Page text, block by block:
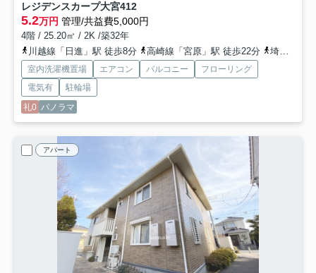
レジデンスカープ大宮412
5.2万円 管理/共益費5,000円
4階 / 25.20㎡ / 2K /築32年
川越線「日進」駅 徒歩8分
高崎線「宮原」駅 徒歩22分 埼玉新都市交通ニューシャトル「加茂宮」駅 徒歩24分
室内洗濯機置場 エアコン バルコニー
フローリング
電気有
駐輪場
礼0 パノラマ
アパート